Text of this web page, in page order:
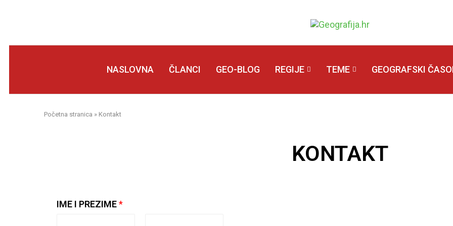
NASLOVNA ČLANCI GEO-BLOG REGIJE TEME GEOGRAFSKI
Početna stranica » Kontakt
KONTAKT
IME I PREZIME*